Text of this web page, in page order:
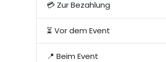
💳 Zur Bezahlung
⏳ Vor dem Event
📍 Beim Event